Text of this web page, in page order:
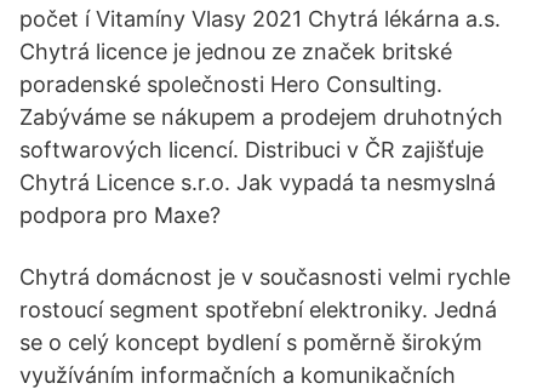
počet í Vitamíny Vlasy 2021 Chytrá lékárna a.s.
Chytrá licence je jednou ze značek britské
poradenské společnosti Hero Consulting.
Zabýváme se nákupem a prodejem druhotných
softwarových licencí. Distribuci v ČR zajišťuje
Chytrá Licence s.r.o. Jak vypadá ta nesmyslná
podpora pro Maxe?
Chytrá domácnost je v současnosti velmi rychle
rostoucí segment spotřební elektroniky. Jedná
se o celý koncept bydlení s poměrně širokým
využíváním informačních a komunikačních